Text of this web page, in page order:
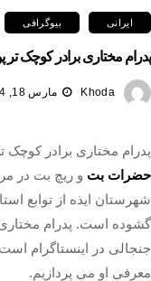
ایرانی بیوگرافی
پدرام مختاری برادر کوچک ‌تر
Khoda مارس 18, 2024
پدرام مختاری برادر کوچک
حضرات بت و ریچ بت در
شهرستان ایذه از توابع
گشوده است. پدرام
جنجالی در اینستاگرام
معرفی او می پردازیم.